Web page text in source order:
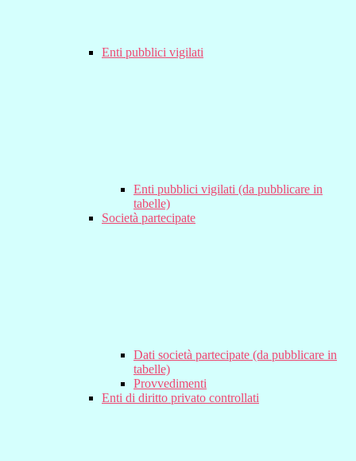
Enti pubblici vigilati
Enti pubblici vigilati (da pubblicare in
tabelle)
Società partecipate
Dati società partecipate (da pubblicare in
tabelle)
Provvedimenti
Enti di diritto privato controllati